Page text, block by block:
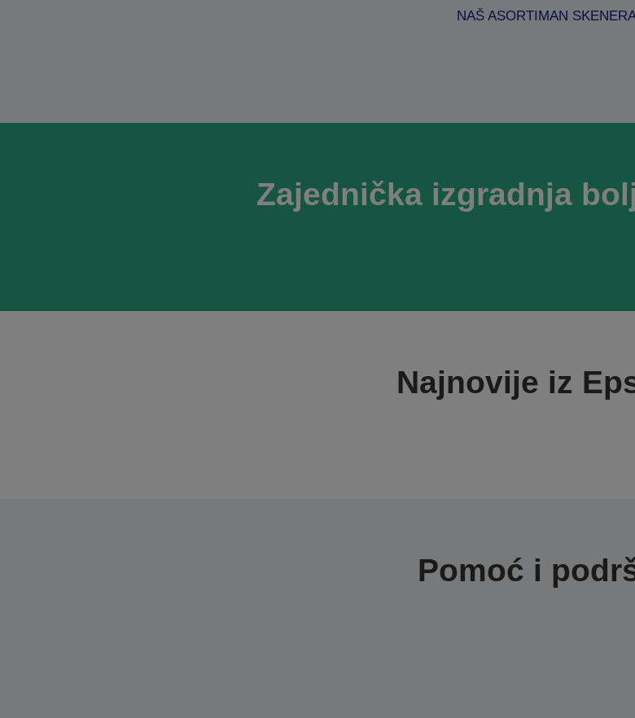
NAŠ ASORTIMAN
Zajednička izgradnja
Najnovije iz
Pomoć i